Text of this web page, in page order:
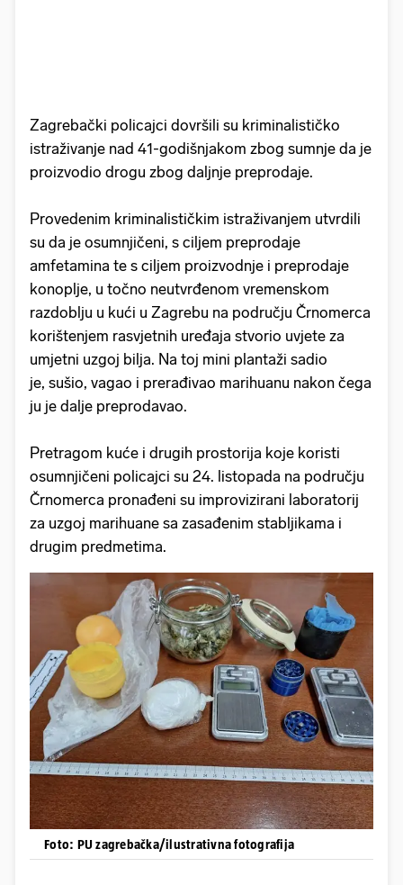
Zagrebački policajci dovršili su kriminalističko
istraživanje nad 41-godišnjakom zbog sumnje da je
proizvodio drogu zbog daljnje preprodaje.
Provedenim kriminalističkim istraživanjem utvrdili
su da je osumnjičeni, s ciljem preprodaje
amfetamina te s ciljem proizvodnje i preprodaje
konoplje, u točno neutvrđenom vremenskom
razdoblju u kući u Zagrebu na području Črnomerca
korištenjem rasvjetnih uređaja stvorio uvjete za
umjetni uzgoj bilja. Na toj mini plantaži sadio
je, sušio, vagao i prerađivao marihuanu nakon čega
ju je dalje preprodavao.
Pretragom kuće i drugih prostorija koje koristi
osumnjičeni policajci su 24. listopada na području
Črnomerca pronađeni su improvizirani laboratorij
za uzgoj marihuane sa zasađenim stabljikama i
drugim predmetima.
Foto: PU zagrebačka/ilustrativna fotografija